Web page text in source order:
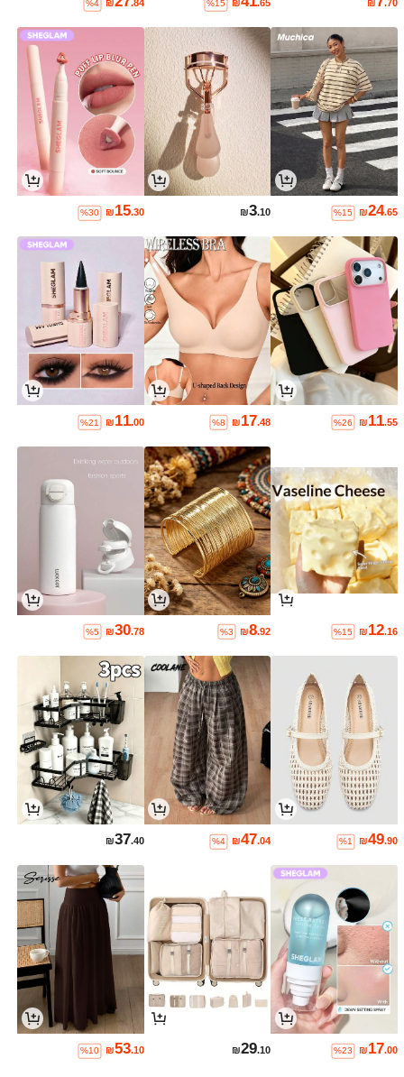
₪ .70
₪ .65
%15
₪ .84
%4
₪24.65
%15
₪3.10
₪15.30
%30
₪11.55
%26
₪17.48
%8
₪11.00
%21
₪12.16
%15
₪8.92
%3
₪30.78
%5
₪49.90
%1
₪47.04
%4
₪37.40
₪17.00
%23
₪29.10
₪53.10
%10